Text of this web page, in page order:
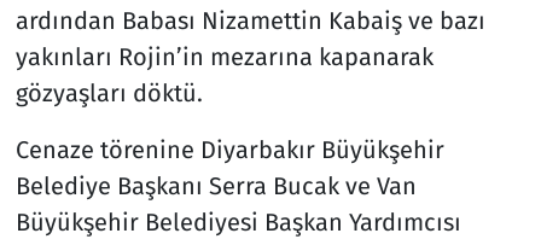
ardından Babası Nizamettin Kabaiş ve bazı
yakınları Rojin’in mezarına kapanarak
gözyaşları döktü.
Cenaze törenine Diyarbakır Büyükşehir
Belediye Başkanı Serra Bucak ve Van
Büyükşehir Belediyesi Başkan Yardımcısı